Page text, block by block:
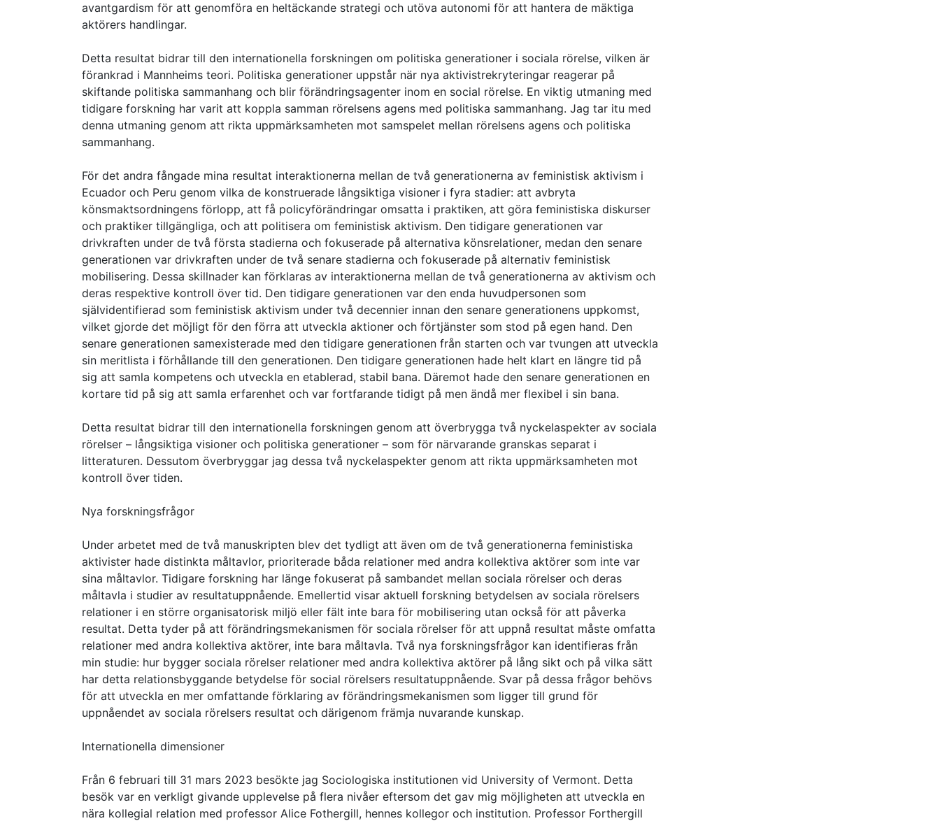
avantgardism för att genomföra en heltäckande strategi och utöva autonomi för att hantera de mäktiga
aktörers handlingar.
Detta resultat bidrar till den internationella forskningen om politiska generationer i sociala rörelse, vilken är
förankrad i Mannheims teori. Politiska generationer uppstår när nya aktivistrekryteringar reagerar på
skiftande politiska sammanhang och blir förändringsagenter inom en social rörelse. En viktig utmaning med
tidigare forskning har varit att koppla samman rörelsens agens med politiska sammanhang. Jag tar itu med
denna utmaning genom att rikta uppmärksamheten mot samspelet mellan rörelsens agens och politiska
sammanhang.
För det andra fångade mina resultat interaktionerna mellan de två generationerna av feministisk aktivism i
Ecuador och Peru genom vilka de konstruerade långsiktiga visioner i fyra stadier: att avbryta
könsmaktsordningens förlopp, att få policyförändringar omsatta i praktiken, att göra feministiska diskurser
och praktiker tillgängliga, och att politisera om feministisk aktivism. Den tidigare generationen var
drivkraften under de två första stadierna och fokuserade på alternativa könsrelationer, medan den senare
generationen var drivkraften under de två senare stadierna och fokuserade på alternativ feministisk
mobilisering. Dessa skillnader kan förklaras av interaktionerna mellan de två generationerna av aktivism och
deras respektive kontroll över tid. Den tidigare generationen var den enda huvudpersonen som
självidentifierad som feministisk aktivism under två decennier innan den senare generationens uppkomst,
vilket gjorde det möjligt för den förra att utveckla aktioner och förtjänster som stod på egen hand. Den
senare generationen samexisterade med den tidigare generationen från starten och var tvungen att utveckla
sin meritlista i förhållande till den generationen. Den tidigare generationen hade helt klart en längre tid på
sig att samla kompetens och utveckla en etablerad, stabil bana. Däremot hade den senare generationen en
kortare tid på sig att samla erfarenhet och var fortfarande tidigt på men ändå mer flexibel i sin bana.
Detta resultat bidrar till den internationella forskningen genom att överbrygga två nyckelaspekter av sociala
rörelser – långsiktiga visioner och politiska generationer – som för närvarande granskas separat i
litteraturen. Dessutom överbryggar jag dessa två nyckelaspekter genom att rikta uppmärksamheten mot
kontroll över tiden.
Nya forskningsfrågor
Under arbetet med de två manuskripten blev det tydligt att även om de två generationerna feministiska
aktivister hade distinkta måltavlor, prioriterade båda relationer med andra kollektiva aktörer som inte var
sina måltavlor. Tidigare forskning har länge fokuserat på sambandet mellan sociala rörelser och deras
måltavla i studier av resultatuppnående. Emellertid visar aktuell forskning betydelsen av sociala rörelsers
relationer i en större organisatorisk miljö eller fält inte bara för mobilisering utan också för att påverka
resultat. Detta tyder på att förändringsmekanismen för sociala rörelser för att uppnå resultat måste omfatta
relationer med andra kollektiva aktörer, inte bara måltavla. Två nya forskningsfrågor kan identifieras från
min studie: hur bygger sociala rörelser relationer med andra kollektiva aktörer på lång sikt och på vilka sätt
har detta relationsbyggande betydelse för social rörelsers resultatuppnående. Svar på dessa frågor behövs
för att utveckla en mer omfattande förklaring av förändringsmekanismen som ligger till grund för
uppnåendet av sociala rörelsers resultat och därigenom främja nuvarande kunskap.
Internationella dimensioner
Från 6 februari till 31 mars 2023 besökte jag Sociologiska institutionen vid University of Vermont. Detta
besök var en verkligt givande upplevelse på flera nivåer eftersom det gav mig möjligheten att utveckla en
nära kollegial relation med professor Alice Fothergill, hennes kollegor och institution. Professor Forthergill